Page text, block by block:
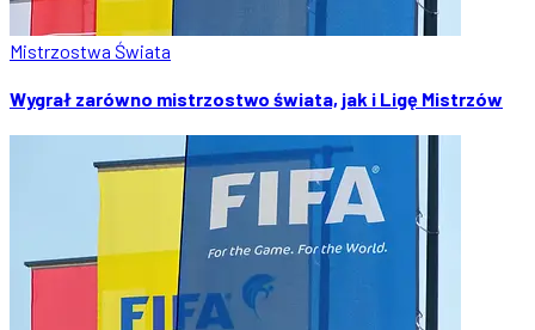
Mistrzostwa Świata
Wygrał zarówno mistrzostwo świata, jak i Ligę Mistrzów